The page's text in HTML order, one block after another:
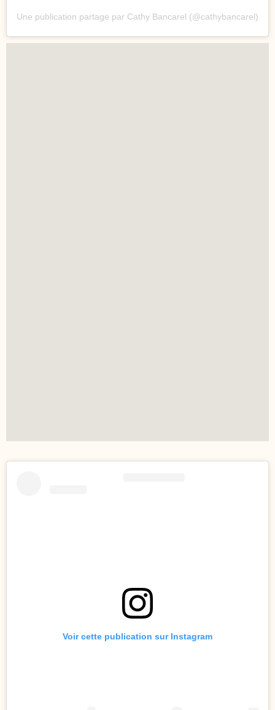
Une publication partage par Cathy Bancarel (@cathybancarel)
Voir cette publication sur Instagram